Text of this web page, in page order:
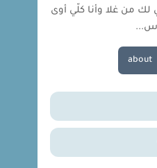
لك من غلا وأنا كلّي أوى
س...
about